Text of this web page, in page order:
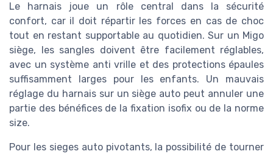
Le harnais joue un rôle central dans la sécurité
confort, car il doit répartir les forces en cas de choc
tout en restant supportable au quotidien. Sur un Migo
siège, les sangles doivent être facilement réglables,
avec un système anti vrille et des protections épaules
suffisamment larges pour les enfants. Un mauvais
réglage du harnais sur un siège auto peut annuler une
partie des bénéfices de la fixation isofix ou de la norme
size.
Pour les sieges auto pivotants, la possibilité de tourner